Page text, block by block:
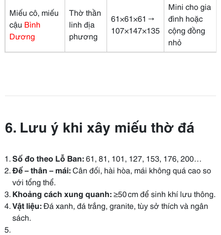
Miếu cô, miếu
cậu Bình
Dương
Thờ thần
linh địa
phương
61×61×61 →
107×147×135
Mini cho gia
đình hoặc
cộng đồng
nhỏ
6. Lưu ý khi xây miếu thờ đá
Số đo theo Lỗ Ban:61, 81, 101, 127, 153, 176, 200…
Đế – thân – mái:Cân đối, hài hòa, mái không quá cao so
với tổng thể.
Khoảng cách xung quanh:≥50 cm để sinh khí lưu thông.
Vật liệu:Đá xanh, đá trắng, granite, tùy sở thích và ngân
sách.